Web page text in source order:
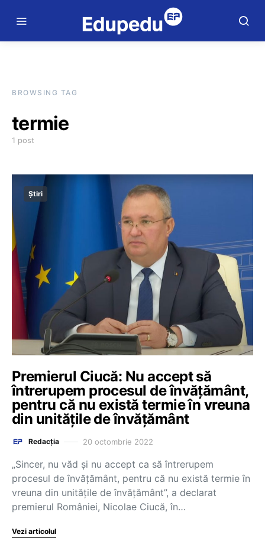
BROWSING TAG
termie
1 post
Știri
Premierul Ciucă: Nu accept să
întrerupem procesul de învățământ,
pentru că nu există termie în vreuna
din unitățile de învățământ
Redacția 20 octombrie 2022
„Sincer, nu văd și nu accept ca să întrerupem
procesul de învățământ, pentru că nu există termie în
vreuna din unitățile de învățământ”, a declarat
premierul României, Nicolae Ciucă, în…
Vezi articolul